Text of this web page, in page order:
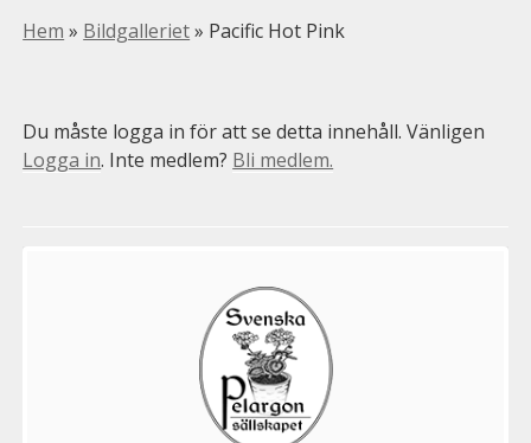
Hem » Bildgalleriet» Pacific Hot Pink
Du måste logga in för att se detta innehåll. Vänligen
Logga in. Inte medlem? Bli medlem.
Pelargonsällskapets